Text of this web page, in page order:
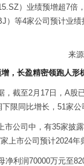
）业绩预增超7
）等4家公司预计业绩
来
，长盈精密领跑人形
，截至2月17日，A股
限同比增长，51家
市公司中，有35家披
上市公司预计2024年
净利润70000万元至